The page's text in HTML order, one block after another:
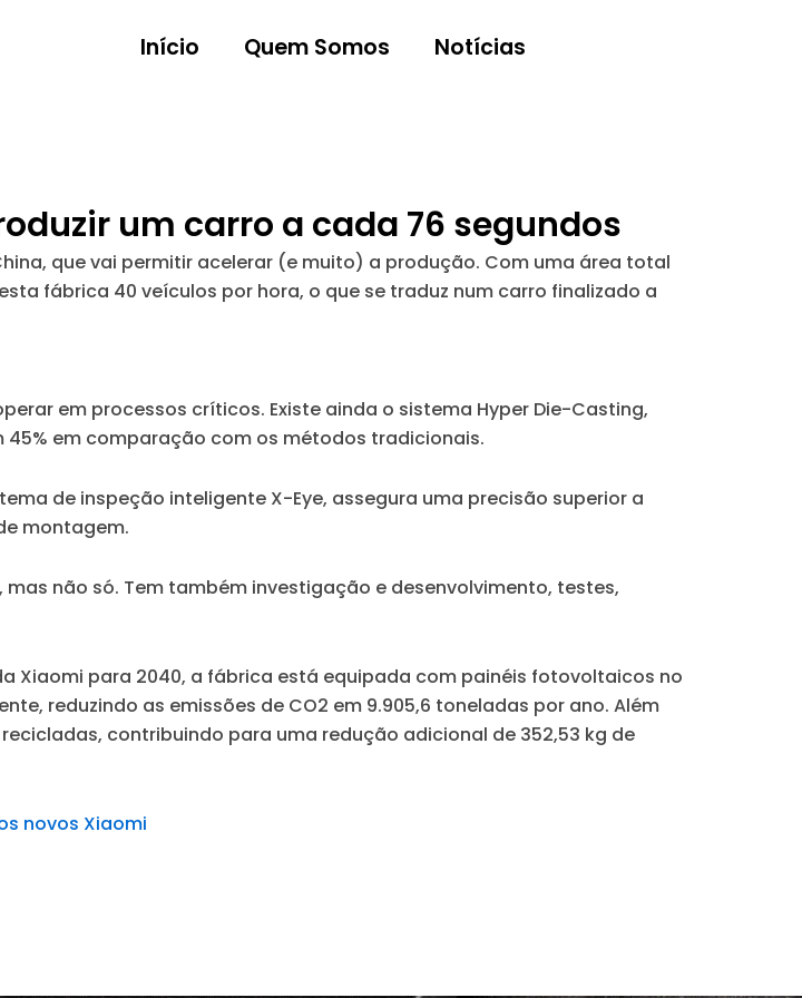
Início Quem Somos Notícias
um carro a cada 76 segundos
que vai permitir acelerar (e muito) a produção. Com uma área total
fábrica 40 veículos por hora, o que se traduz num carro finalizado a
em processos críticos. Existe ainda o sistema Hyper Die-Casting,
em comparação com os métodos tradicionais.
de inspeção inteligente X-Eye, assegura uma precisão superior a
montagem.
não só. Tem também investigação e desenvolvimento, testes,
Xiaomi para 2040, a fábrica está equipada com painéis fotovoltaicos no
reduzindo as emissões de CO2 em 9.905,6 toneladas por ano. Além
contribuindo para uma redução adicional de 352,53 kg de
novos Xiaomi